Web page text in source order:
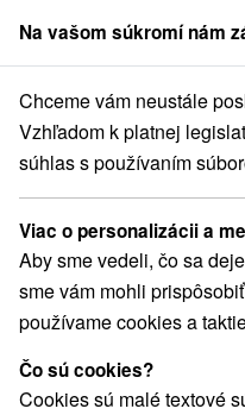
člen skupinySorger
Západné Slovensko
Hrad Ostrý
Domovská stránka
Facebook
919 10 BukováGPS:
Na vašom súkromí nám
Chceme vám neustále
Vzhľadom k platnej
súhlas s používaním
Viac o personalizácii a
Aby sme vedeli, čo sa
sme vám mohli
používame cookies a
Čo sú cookies?
Cookies sú malé textové